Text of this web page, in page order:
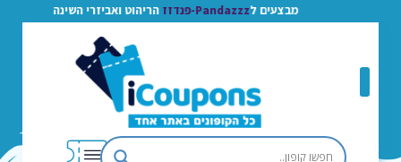
מבצעים לPandazzz-פנדזז הריהוט ואביזרי השינה